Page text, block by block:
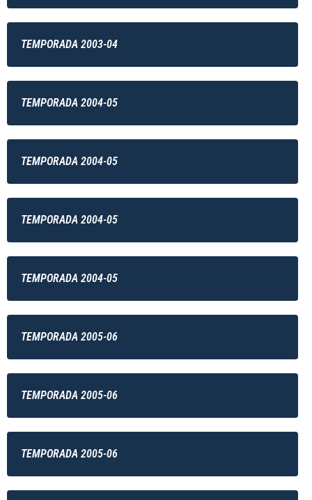
TEMPORADA 2003-04
TEMPORADA 2004-05
TEMPORADA 2004-05
TEMPORADA 2004-05
TEMPORADA 2004-05
TEMPORADA 2005-06
TEMPORADA 2005-06
TEMPORADA 2005-06